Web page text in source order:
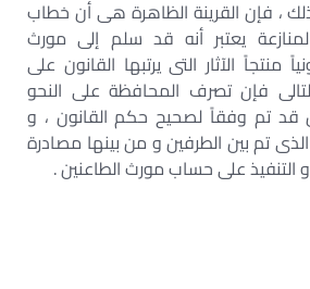
، فإن القرينة الظاهرة هى أن خطاب
يعتبر أنه قد سلم إلى مورث
منتجاً الآثار التى يرتبها القانون على
فإن تصرف المحافظة على النحو
قد تم وفقاً لصحيح حكم القانون ، و
تم بين الطرفين و من بينها مصادرة
و التنفيذ على حساب مورث الطاعنين .